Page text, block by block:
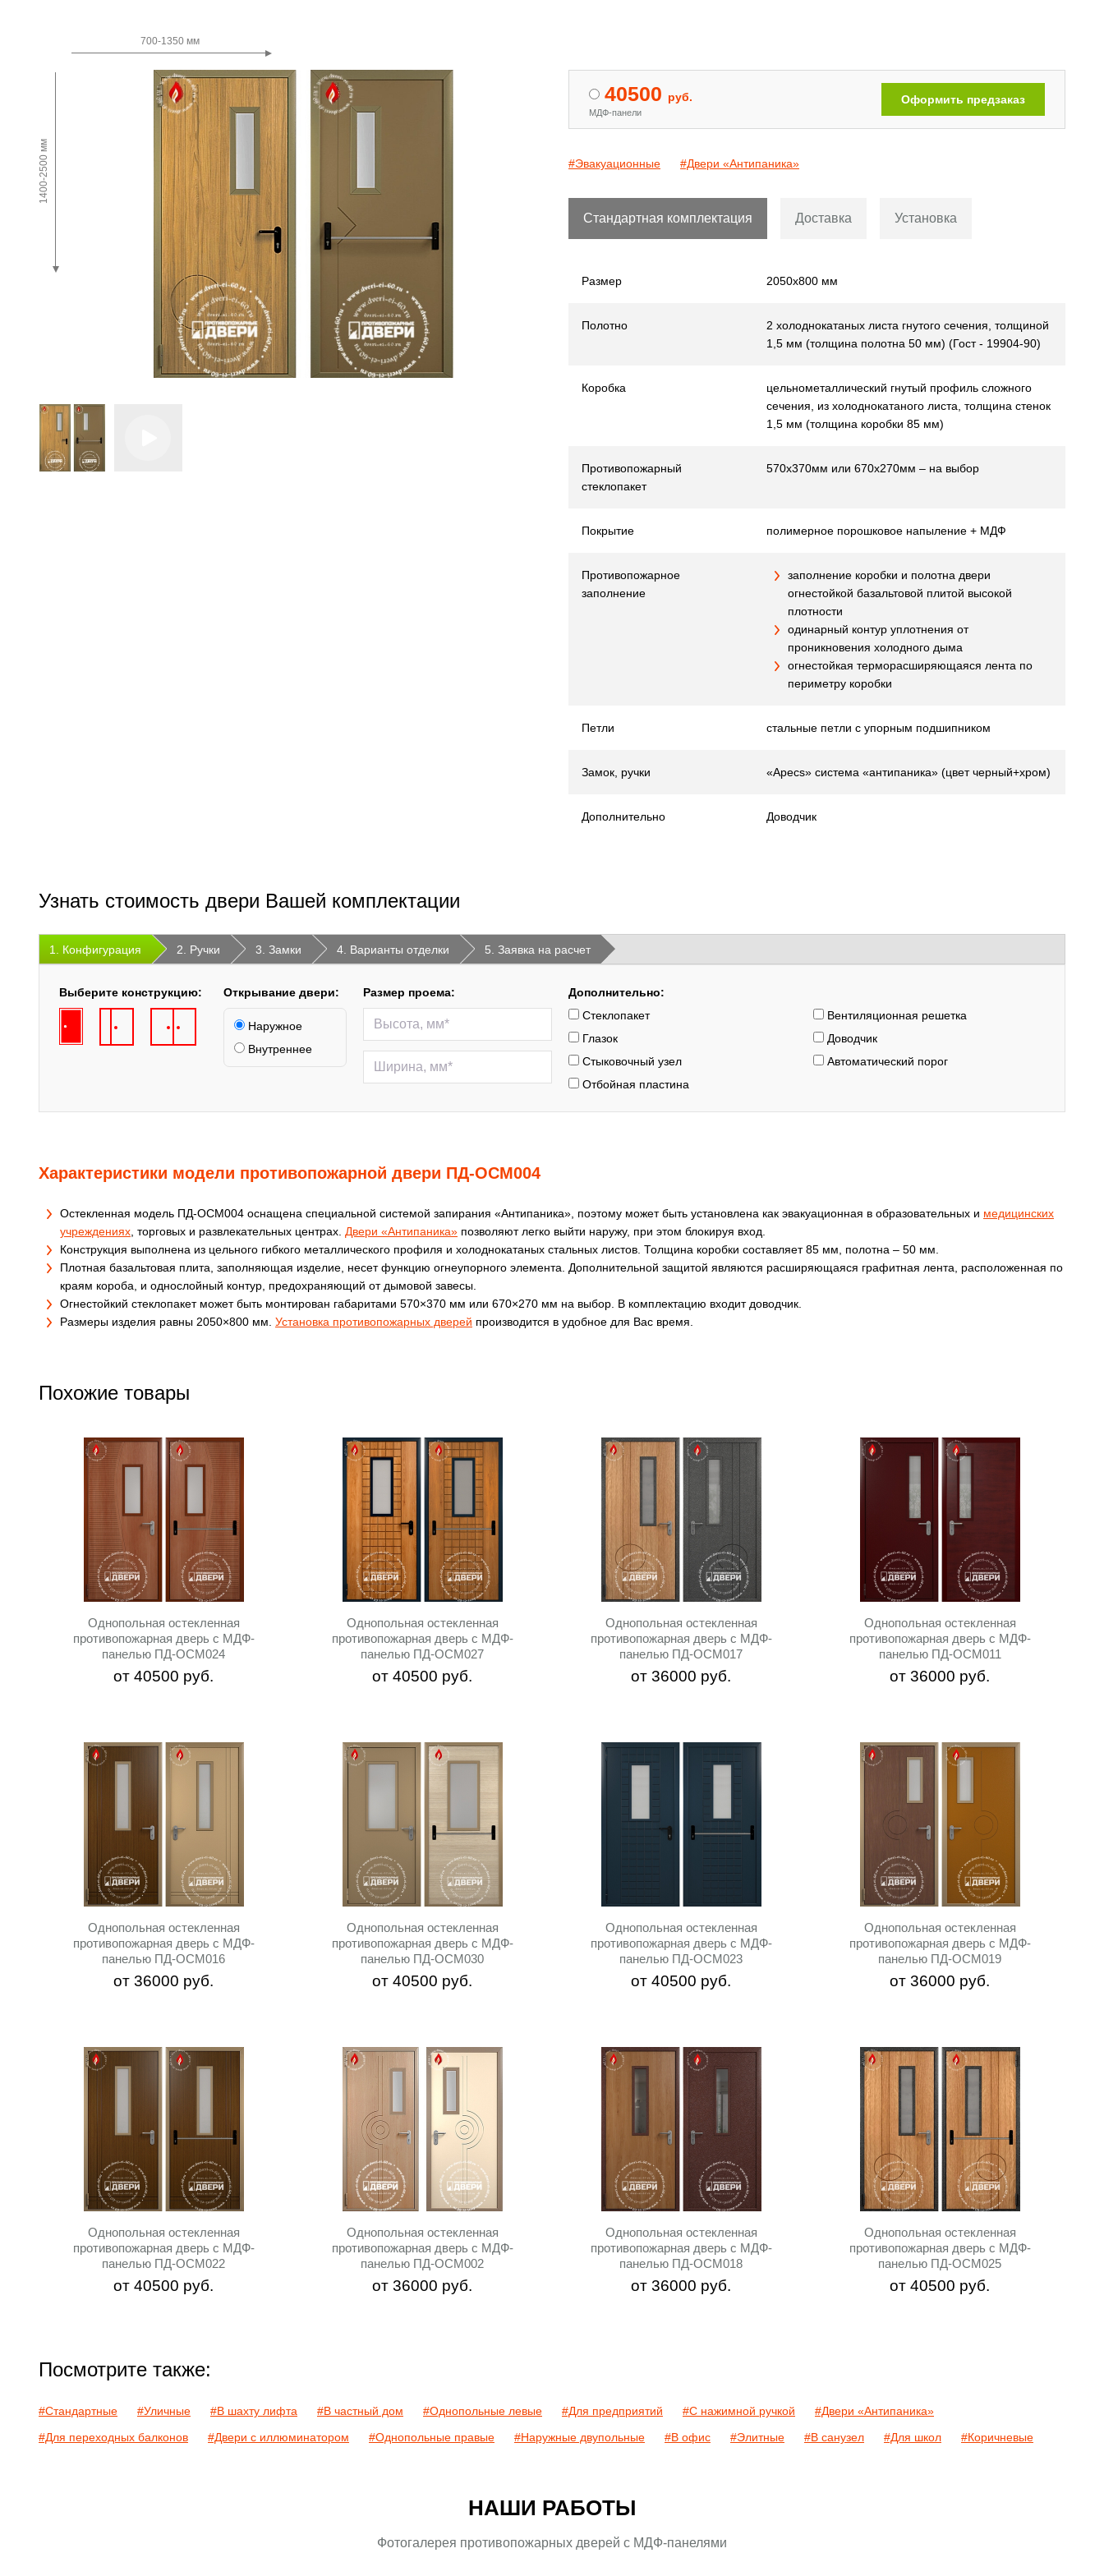
700-1350 мм
1400-2500 мм
40500 руб.
МДФ-панели
Оформить предзаказ
#Эвакуационные #Двери «Антипаника»
Стандартная комплектация Доставка Установка
Размер 2050х800 мм
Полотно
2 холоднокатаных листа гнутого сечения, толщиной
1,5 мм (толщина полотна 50 мм) (Гост - 19904-90)
Коробка
цельнометаллический гнутый профиль сложного
сечения, из холоднокатаного листа, толщина стенок
1,5 мм (толщина коробки 85 мм)
Противопожарный
стеклопакет
570х370мм или 670х270мм – на выбор
Покрытие полимерное порошковое напыление + МДФ
Противопожарное
заполнение
заполнение коробки и полотна двери
огнестойкой базальтовой плитой высокой
плотности
одинарный контур уплотнения от
проникновения холодного дыма
огнестойкая терморасширяющаяся лента по
периметру коробки
Петли стальные петли с упорным подшипником
Замок, ручки «Apecs» система «антипаника» (цвет черный+хром)
Дополнительно Доводчик
Узнать стоимость двери Вашей комплектации
1. Конфигурация 2. Ручки 3. Замки 4. Варианты отделки 5. Заявка на расчет
Выберите конструкцию: Открывание двери:
Наружное
Внутреннее
Размер проема:
Дополнительно:
Стеклопакет
Вентиляционная решетка
Глазок
Доводчик
Стыковочный узел
Автоматический порог
Отбойная пластина
Характеристики модели противопожарной двери ПД-ОСМ004
Остекленная модель ПД-ОСМ004 оснащена специальной системой запирания «Антипаника», поэтому может быть установлена как эвакуационная в образовательных и медицинских
учреждениях , торговых и развлекательных центрах. Двери «Антипаника» позволяют легко выйти наружу, при этом блокируя вход.
Конструкция выполнена из цельного гибкого металлического профиля и холоднокатаных стальных листов. Толщина коробки составляет 85 мм, полотна – 50 мм.
Плотная базальтовая плита, заполняющая изделие, несет функцию огнеупорного элемента. Дополнительной защитой являются расширяющаяся графитная лента, расположенная по
краям короба, и однослойный контур, предохраняющий от дымовой завесы.
Огнестойкий стеклопакет может быть монтирован габаритами 570×370 мм или 670×270 мм на выбор. В комплектацию входит доводчик.
Размеры изделия равны 2050×800 мм. Установка противопожарных дверей производится в удобное для Вас время.
Похожие товары
Однопольная остекленная
противопожарная дверь c МДФ-
панелью ПД-ОСМ024
от40500 руб.
Однопольная остекленная
противопожарная дверь c МДФ-
панелью ПД-ОСМ027
от40500 руб.
Однопольная остекленная
противопожарная дверь c МДФ-
панелью ПД-ОСМ017
от36000 руб.
Однопольная остекленная
противопожарная дверь c МДФ-
панелью ПД-ОСМ011
от36000 руб.
Однопольная остекленная
противопожарная дверь c МДФ-
панелью ПД-ОСМ016
от36000 руб.
Однопольная остекленная
противопожарная дверь c МДФ-
панелью ПД-ОСМ030
от40500 руб.
Однопольная остекленная
противопожарная дверь c МДФ-
панелью ПД-ОСМ023
от40500 руб.
Однопольная остекленная
противопожарная дверь c МДФ-
панелью ПД-ОСМ019
от36000 руб.
Однопольная остекленная
противопожарная дверь c МДФ-
панелью ПД-ОСМ022
от40500 руб.
Однопольная остекленная
противопожарная дверь c МДФ-
панелью ПД-ОСМ002
от36000 руб.
Однопольная остекленная
противопожарная дверь c МДФ-
панелью ПД-ОСМ018
от36000 руб.
Однопольная остекленная
противопожарная дверь c МДФ-
панелью ПД-ОСМ025
от40500 руб.
Посмотрите также:
#Стандартные #Уличные #В шахту лифта #В частный дом #Однопольные левые #Для предприятий #С нажимной ручкой
#Двери «Антипаника»
#Для переходных балконов
#Двери с иллюминатором #Однопольные правые #Наружные двупольные #В офис #Элитные #В санузел #Для школ #Коричневые
НАШИ РАБОТЫ
Фотогалерея противопожарных дверей с МДФ-панелями